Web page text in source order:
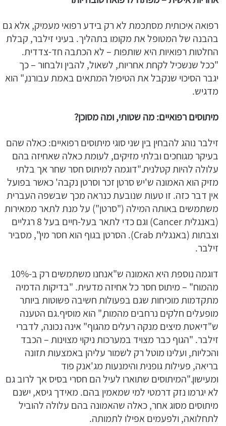
רפואה איכותית מסתכמת לא רק בידע רפואי מעמיק, אלא גם
בהבנה של המטופל את מקומו בתהליך. בעיני זילבר, קבלת
החלטות רפואיות היא שותפות – לא הכתבה חד-צדדית.
"ככל שנשכיל לקחת אחריות, לשאול, להבין ולבחור – כך
יגבר הסיכוי שנקבל את הטיפול המתאים באמת עבורנו," הוא
מדגיש.
מיתוסים רפואיים: מה שטותי, ומה מסוכן?
זילבר נוהג להבחין בין שני סוגי מיתוסים רפואיים: כאלה שהם
בעיקר מגוחכים ובלתי מזיקים, לעומת כאלה שאחיזה בהם
עלולה להיות קטלנית."דוגמה למיתוס חסר שחר אך בלתי
מזיק הוא האמונה ש'יש סרטן זכר וסרטן נקבה' כאשר בפועל
אין דבר כזה. זו טעות שנובעת כנראה מכך שבשפה העברית
משתמשים באותה המילה ("סרטן") על מנת לתאר ממאירות
(באנגלית Cancer) וגם כדי לתאר בעל-חיים בעל 8 רגליים
וצבתות (באנגלית Crab). הסרטן בגוף הוא חסר מין", מסביר
זילבר.
דוגמה נוספת היא האמונה ש"אנחנו משתמשים רק ב-10%
מהמוח" – מיתוס חסר כל אחיזה מדעית. "בדיקות הדמיה
מתקדמות מוכיחות שגם בפעולות חשיבה פשוטות ביותר
מופעלים חלקים נרחבים מהמוח," הוא מוסיף.גם הטענה
ש"דיאטת מיצים מנקה רעלים מהגוף" אינה נכונה, לדברי
זילבר. "הגוף כבר מצויד במערכות ניקוי מצוינות – הכבד
והכליות, ועלינו מוטל רק לשמור עליהן באמצעות תזונה
בריאה, פעילות גופנית והימנעות מג'אנק פוד
ומעישון."המיתוסים שתוארו לעיל הם חסרי בסיס אך לרוב גם
לא יגרמו נזק דרמטי למי שמאמין בהם. מאידך גיסא, ישנם
מיתוסים מסוג אחר, כאלה שהאמונה בהם עלולה להוביל
לתחלואה, ולפעמים אפילו לתמותה.